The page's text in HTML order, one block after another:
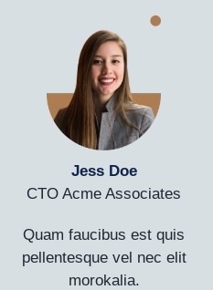
Jess Doe
CTO Acme Associates
Quam faucibus est quis
pellentesque vel nec elit
morokalia.